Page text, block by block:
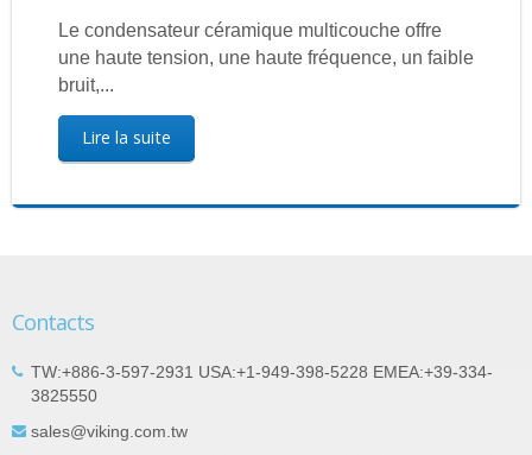
Le condensateur céramique multicouche offre
une haute tension, une haute fréquence, un faible
bruit,...
Lire la suite
Contacts
TW:+886-3-597-2931 USA:+1-949-398-5228 EMEA:+39-334-
3825550
sales@viking.com.tw